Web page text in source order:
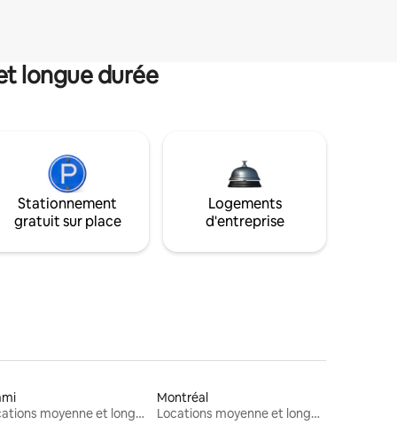
longue durée
Stationnement
gratuit sur place
Logements
d'entreprise
Locations moyenne et longue durée
Montréal
Locations moyenne et longue durée